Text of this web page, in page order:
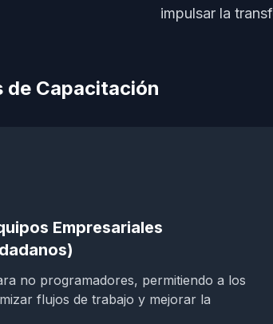
impulsar la
de Capacitación
Empresariales
no programadores, permitiendo a los
flujos de trabajo y mejorar la